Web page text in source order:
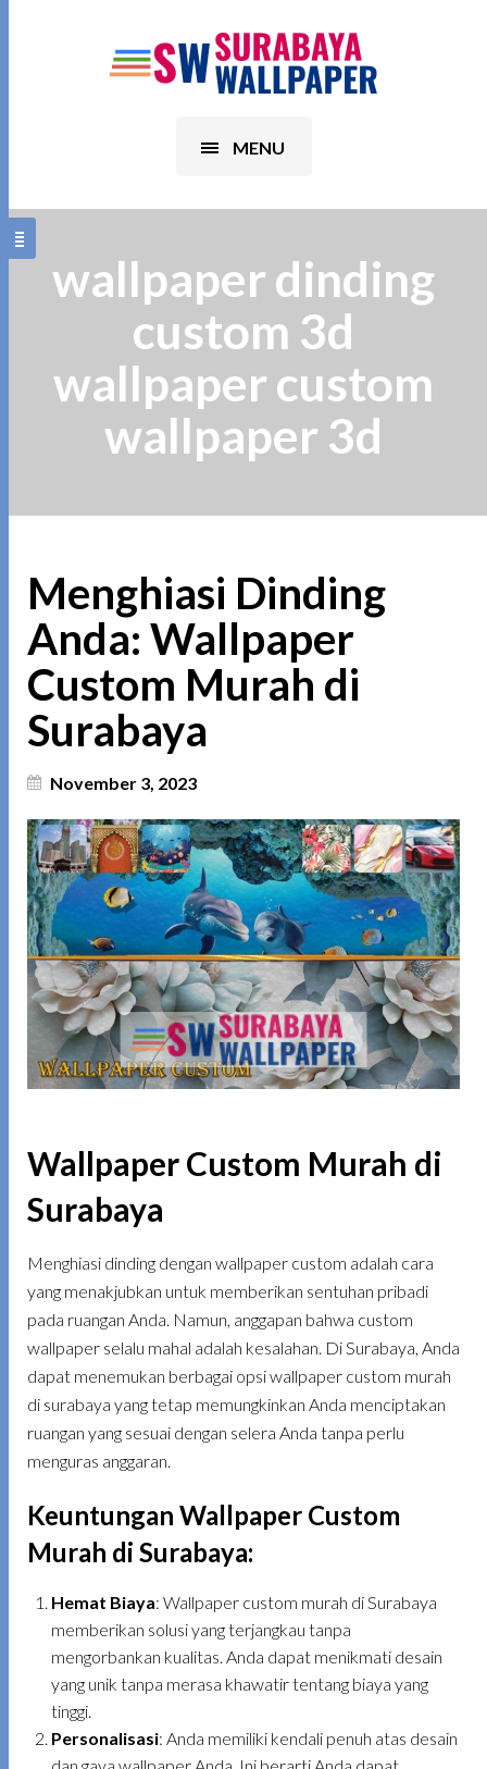
MENU
wallpaper dinding
custom 3d
wallpaper custom
wallpaper 3d
Menghiasi Dinding
Anda: Wallpaper
Custom Murah di
Surabaya
November 3, 2023
Wallpaper Custom Murah di
Surabaya
Menghiasi dinding dengan wallpaper custom adalah cara
yang menakjubkan untuk memberikan sentuhan pribadi
pada ruangan Anda. Namun, anggapan bahwa custom
wallpaper selalu mahal adalah kesalahan. Di Surabaya, Anda
dapat menemukan berbagai opsi wallpaper custom murah
di surabaya yang tetap memungkinkan Anda menciptakan
ruangan yang sesuai dengan selera Anda tanpa perlu
menguras anggaran.
Keuntungan Wallpaper Custom
Murah di Surabaya:
Hemat Biaya: Wallpaper custom murah di Surabaya
memberikan solusi yang terjangkau tanpa
mengorbankan kualitas. Anda dapat menikmati desain
yang unik tanpa merasa khawatir tentang biaya yang
tinggi.
Personalisasi: Anda memiliki kendali penuh atas desain